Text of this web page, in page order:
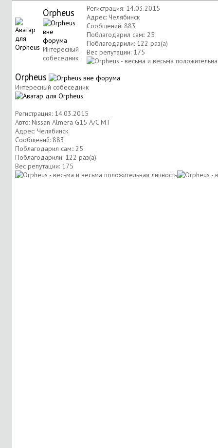
Orpheus
Интересный
собеседник
Регистрация: 14.03.2015
Адрес: Челябинск
Сообщений: 883
Поблагодарил сам:: 25
Поблагодарили: 122 раз(а)
Вес репутации: 175
Orpheus
Интересный собеседник
Регистрация: 14.03.2015
Авто: Nissan Almera G15 A/C MT
Адрес: Челябинск
Сообщений: 883
Поблагодарил сам:: 25
Поблагодарили: 122 раз(а)
Вес репутации: 175